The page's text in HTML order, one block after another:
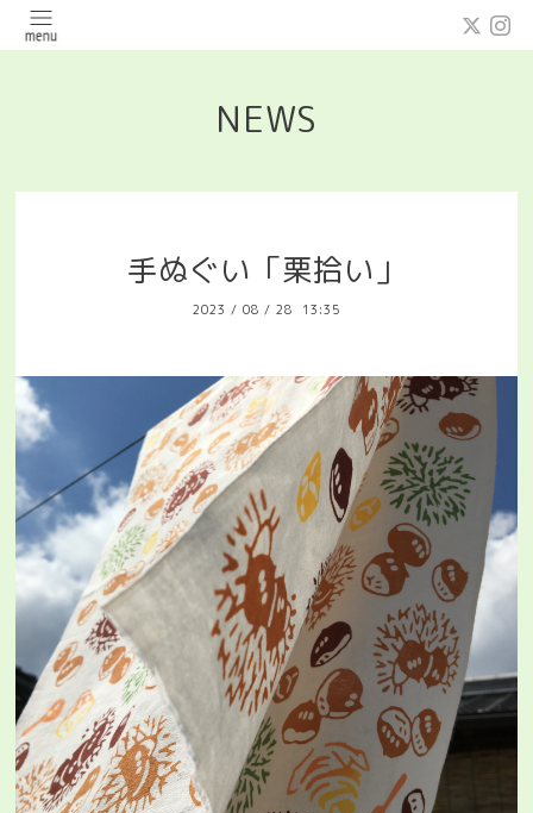
NEWS
手ぬぐい「栗拾い」
2023 / 08 / 28 13:35